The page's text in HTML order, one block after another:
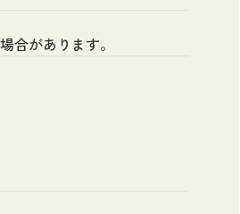
合があります。